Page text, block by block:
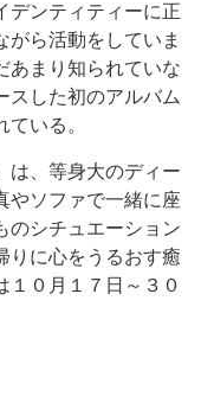
デンティティーに正
がら活動をしていま
あまり知られていな
スした初のアルバム
いる。
、等身大のディー
やソファで一緒に座
のシチュエーション
りに心をうるおす癒
１０月１７日～３０